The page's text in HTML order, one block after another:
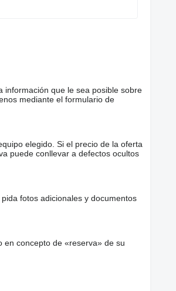
información que le sea posible sobre
mediante el formulario de
elegido. Si el precio de la oferta
puede conllevar a defectos ocultos
fotos adicionales y documentos
en concepto de «reserva» de su